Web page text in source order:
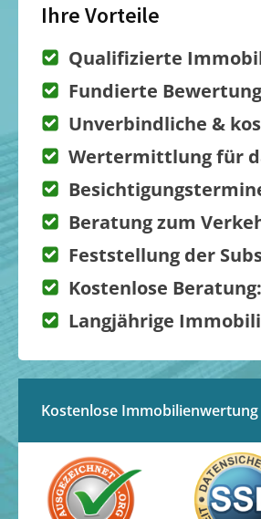
Ihre Vorteile
Qualifizierte
Fundierte
Unverbindliche &
Wertermittlung für
Beratung zum
Feststellung der
Kostenlose Beratung:
Langjährige
Kostenlose